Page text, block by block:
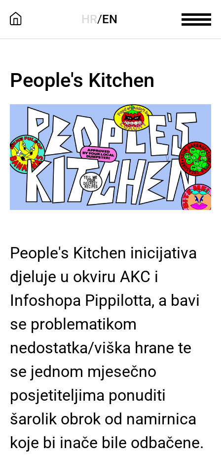
HR/EN
People's Kitchen
People's Kitchen inicijativa
djeluje u okviru AKC i
Infoshopa Pippilotta, a bavi
se problematikom
nedostatka/viška hrane te
se jednom mjesečno
posjetiteljima ponuditi
šarolik obrok od namirnica
koje bi inače bile odbačene.